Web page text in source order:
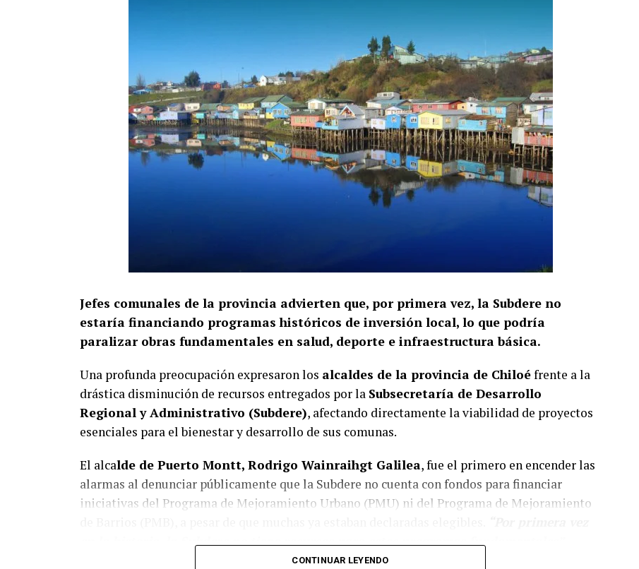
Jefes comunales de la provincia advierten que, por primera vez, la Subdere no
estaría financiando programas históricos de inversión local, lo que podría
paralizar obras fundamentales en salud, deporte e infraestructura básica.
Una profunda preocupación expresaron los alcaldes de la provincia de Chiloéfrente a la
drástica disminución de recursos entregados por la Subsecretaría de Desarrollo
Regional y Administrativo (Subdere), afectando directamente la viabilidad de proyectos
esenciales para el bienestar y desarrollo de sus comunas.
El alcalde de Puerto Montt, Rodrigo Wainraihgt Galilea, fue el primero en encender las
alarmas al denunciar públicamente que la Subdere no cuenta con fondos para financiar
iniciativas del Programa de Mejoramiento Urbano (PMU) ni del Programa de Mejoramiento
en la historia, la Subdere no tiene recursos para estos programas fundamentales”,
afirmó el edil de la capital regional de Los Lagos.
CONTINUAR LEYENDO